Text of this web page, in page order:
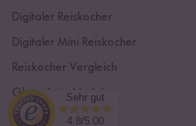
Digitaler Reiskocher
Digitaler Mini Reiskocher
Reiskocher Vergleich
Glutenfreie Nudeln
Himalaya Reis
Sehr gut
4.8/5.00